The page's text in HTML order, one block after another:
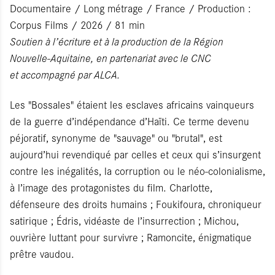
Documentaire / Long métrage / France / Production :
Corpus Films / 2026 / 81 min
Soutien à l’écriture et à la production de la Région
Nouvelle-Aquitaine, en partenariat avec le CNC
et accompagné par ALCA.
Les "Bossales" étaient les esclaves africains vainqueurs
de la guerre d’indépendance d’Haïti. Ce terme devenu
péjoratif, synonyme de "sauvage" ou "brutal", est
aujourd’hui revendiqué par celles et ceux qui s’insurgent
contre les inégalités, la corruption ou le néo-colonialisme,
à l’image des protagonistes du film. Charlotte,
défenseure des droits humains ; Foukifoura, chroniqueur
satirique ; Édris, vidéaste de l’insurrection ; Michou,
ouvrière luttant pour survivre ; Ramoncite, énigmatique
prêtre vaudou.